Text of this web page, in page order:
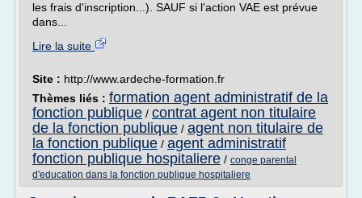
les frais d'inscription...). SAUF si l'action VAE est prévue
dans...
Lire la suite
Site : http://www.ardeche-formation.fr
Thèmes liés : formation agent administratif de la
fonction publique / contrat agent non titulaire
de la fonction publique / agent non titulaire de
la fonction publique / agent administratif
fonction publique hospitaliere / conge parental
d'education dans la fonction publique hospitaliere